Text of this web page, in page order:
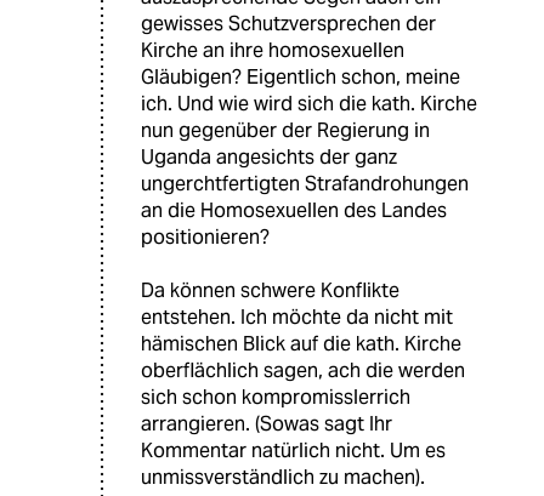
gewisses Schutzversprechen der
Kirche an ihre homosexuellen
Gläubigen? Eigentlich schon, meine
ich. Und wie wird sich die kath. Kirche
nun gegenüber der Regierung in
Uganda angesichts der ganz
ungerchtfertigten Strafandrohungen
an die Homosexuellen des Landes
positionieren?
Da können schwere Konflikte
entstehen. Ich möchte da nicht mit
hämischen Blick auf die kath. Kirche
oberflächlich sagen, ach die werden
sich schon kompromisslerrich
arrangieren. (Sowas sagt Ihr
Kommentar natürlich nicht. Um es
unmissverständlich zu machen).